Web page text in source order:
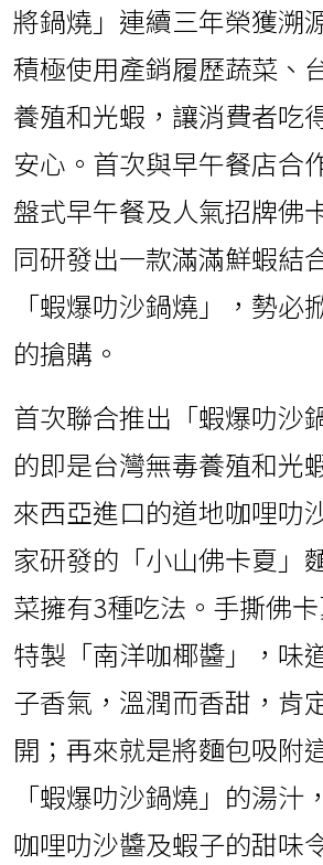
將鍋燒」連續三年榮獲溯
積極使用產銷履歷蔬菜、
養殖和光蝦，讓消費者吃
安心。首次與早午餐店合
盤式早午餐及人氣招牌佛
同研發出一款滿滿鮮蝦結
「蝦爆叻沙鍋燒」，勢必
的搶購。
首次聯合推出「蝦爆叻沙
的即是台灣無毒養殖和光
來西亞進口的道地咖哩叻
家研發的「小山佛卡夏」
菜擁有3種吃法。手撕佛
特製「南洋咖椰醬」，味
子香氣，溫潤而香甜，肯
開；再來就是將麵包吸附
「蝦爆叻沙鍋燒」的湯汁
咖哩叻沙醬及蝦子的甜味